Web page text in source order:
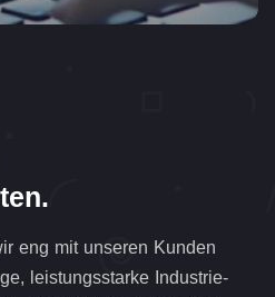
eng mit unseren Kunden
leistungsstarke Industrie-